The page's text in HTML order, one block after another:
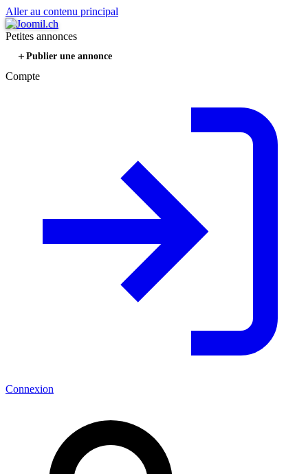
Aller au contenu principal
Petites annonces
Publier une annonce
Compte
Connexion